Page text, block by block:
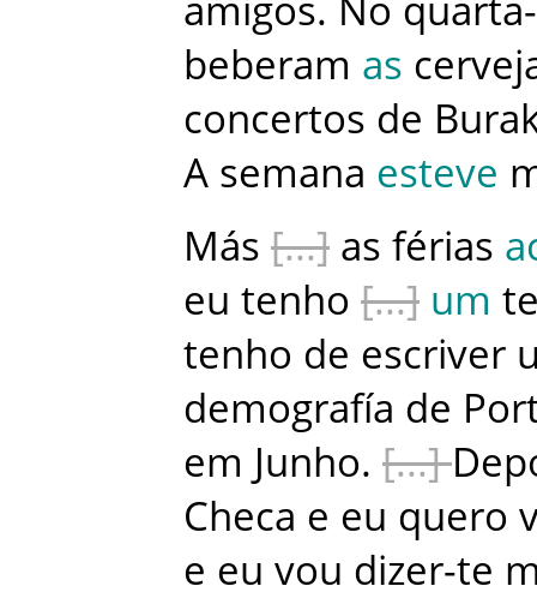
beberam as
concertos de
A semana esteve
Más
as férias
eu tenho um
tenho de escriver
demografía de
em Junho.
Checa e eu quero
e eu vou dizer-te